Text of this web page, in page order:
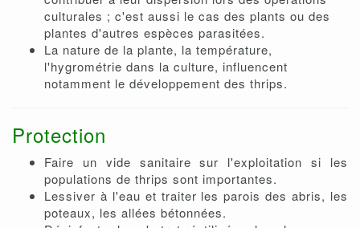
culturales ; c'est aussi le cas des plants ou des
plantes d'autres espèces parasitées.
La nature de la plante, la température,
l'hygrométrie dans la culture, influencent
notamment le développement des thrips.
Protection
Faire un vide sanitaire sur l'exploitation si les
populations de thrips sont importantes.
Lessiver à l'eau et traiter les parois des abris, les
poteaux, les allées bétonnées.